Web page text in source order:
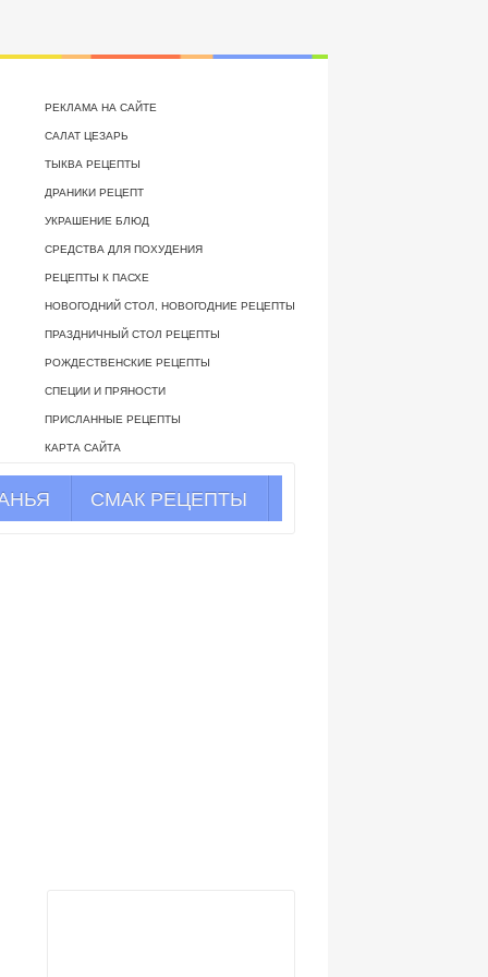
РЕКЛАМА НА САЙТЕ
САЛАТ ЦЕЗАРЬ
ТЫКВА РЕЦЕПТЫ
ДРАНИКИ РЕЦЕПТ
УКРАШЕНИЕ БЛЮД
СРЕДСТВА ДЛЯ ПОХУДЕНИЯ
РЕЦЕПТЫ К ПАСХЕ
НОВОГОДНИЙ СТОЛ, НОВОГОДНИЕ РЕЦЕПТЫ
ПРАЗДНИЧНЫЙ СТОЛ РЕЦЕПТЫ
РОЖДЕСТВЕНСКИЕ РЕЦЕПТЫ
СПЕЦИИ И ПРЯНОСТИ
ПРИСЛАННЫЕ РЕЦЕПТЫ
КАРТА САЙТА
СМАК РЕЦЕПТЫ